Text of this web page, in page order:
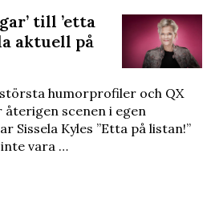
till ’etta
aktuell på
största humorprofiler och QX
scenen i egen
Sissela Kyles ”Etta på listan!”
vara …